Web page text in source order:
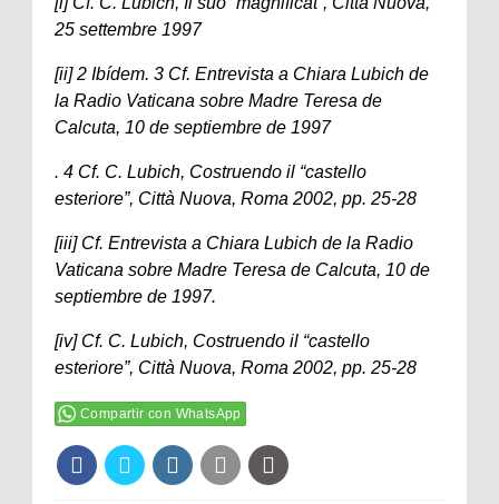
25 settembre 1997
[ii] 2 Ibídem. 3 Cf. Entrevista a Chiara Lubich de
la Radio Vaticana sobre Madre Teresa de
Calcuta, 10 de septiembre de 1997
. 4 Cf. C. Lubich, Costruendo il “castello
esteriore”, Città Nuova, Roma 2002, pp. 25-28
[iii] Cf. Entrevista a Chiara Lubich de la Radio
Vaticana sobre Madre Teresa de Calcuta, 10 de
septiembre de 1997.
[iv] Cf. C. Lubich, Costruendo il “castello
esteriore”, Città Nuova, Roma 2002, pp. 25-28
Compartir con WhatsApp